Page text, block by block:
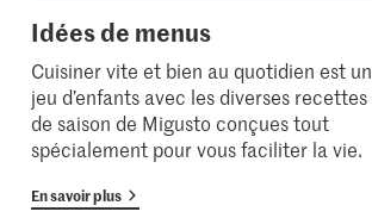
Idées de menus
Cuisiner vite et bien au quotidien est un
jeu d’enfants avec les diverses recettes
de saison de Migusto conçues tout
spécialement pour vous faciliter la vie.
En savoir plus